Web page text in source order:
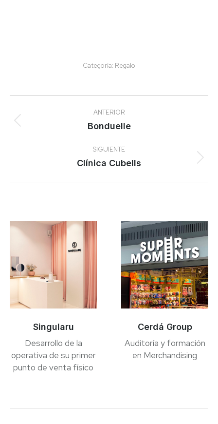
Categoría: Regalo
Navegación
entre
proyectos
ANTERIOR
Proyecto
Bonduelle
SIGUIENTE
Proyecto
Clínica Cubells
Singularu
Desarrollo de la
operativa de su primer
punto de venta físico
Cerdá Group
Auditoría y formación
en Merchandising